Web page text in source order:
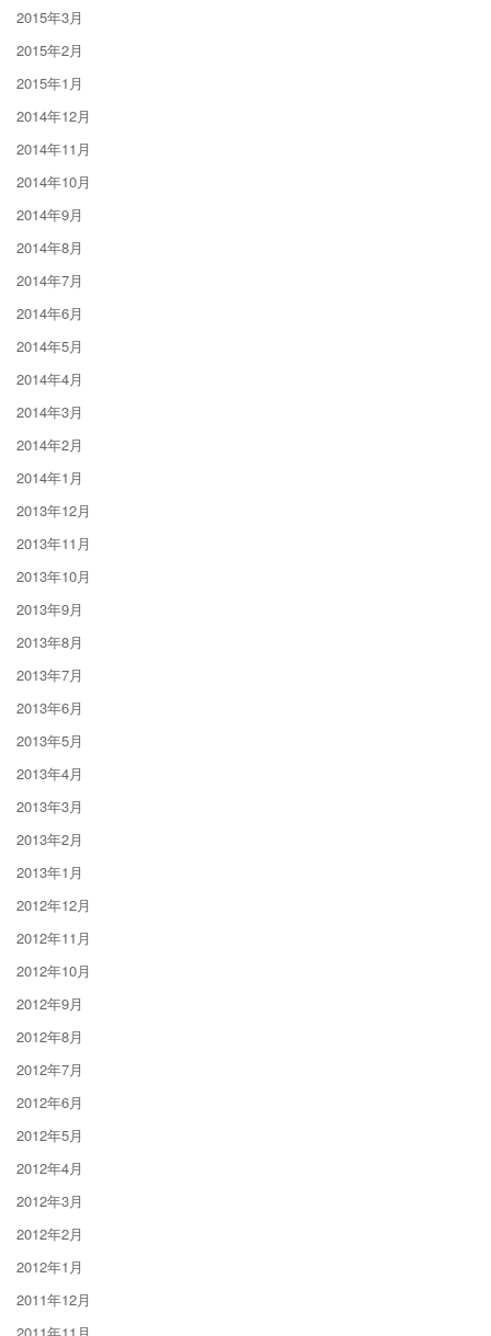
2015年3月
2015年2月
2015年1月
2014年12月
2014年11月
2014年10月
2014年9月
2014年8月
2014年7月
2014年6月
2014年5月
2014年4月
2014年3月
2014年2月
2014年1月
2013年12月
2013年11月
2013年10月
2013年9月
2013年8月
2013年7月
2013年6月
2013年5月
2013年4月
2013年3月
2013年2月
2013年1月
2012年12月
2012年11月
2012年10月
2012年9月
2012年8月
2012年7月
2012年6月
2012年5月
2012年4月
2012年3月
2012年2月
2012年1月
2011年12月